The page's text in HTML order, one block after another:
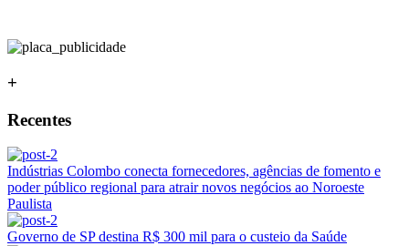
+
Recentes
Indústrias Colombo conecta fornecedores, agências de fomento e
poder público regional para atrair novos negócios ao Noroeste
Paulista
Governo de SP destina R$ 300 mil para o custeio da Saúde